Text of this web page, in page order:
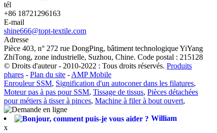
tél
+86 18721296163
E-mail
shine666@topt-textile.com
Adresse
Pièce 403, n° 272 rue DongPing, bâtiment technologique YiYang
ZhiTong, zone industrielle, Suzhou, Chine. Code postal : 215128
© Droits d'auteur - 2010-2022 : Tous droits réservés. Produits
phares - Plan du site - AMP Mobile
Enrouleur SSM, Signification d'un autoconer dans les filatures,
Moteur pas à pas pour SSM, Tissage de tissus, Pièces détachées
pour métiers à tisser à pinces, Machine à filer à bout ouvert,
William
x